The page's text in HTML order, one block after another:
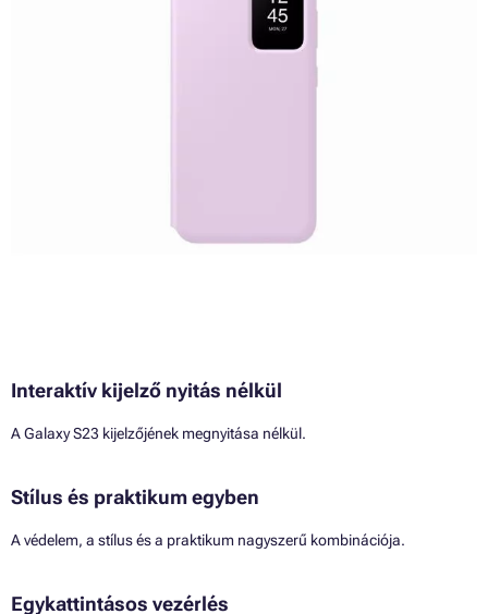
Interaktív kijelző nyitás nélkül
A Galaxy S23 kijelzőjének megnyitása nélkül.
Stílus és praktikum egyben
A védelem, a stílus és a praktikum nagyszerű kombinációja.
Egykattintásos vezérlés